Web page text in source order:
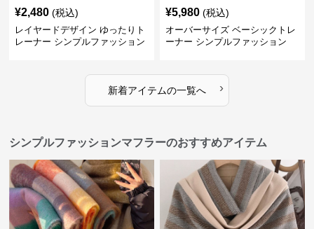
¥2,480 (税込)
レイヤードデザイン ゆったりト
レーナー シンプルファッション
¥5,980 (税込)
オーバーサイズ ベーシックトレ
ーナー シンプルファッション
新着アイテムの一覧へ ›
シンプルファッションマフラーのおすすめアイテム